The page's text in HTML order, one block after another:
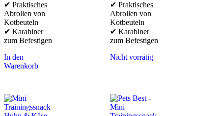
✔ Praktisches
Abrollen von
Kotbeuteln
✔ Karabiner
zum Befestigen
In den
Warenkorb
✔ Praktisches
Abrollen von
Kotbeuteln
✔ Karabiner
zum Befestigen
Nicht vorrätig